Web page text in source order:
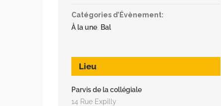
Catégories d’Évènement:
À la une, Bal
Lieu
Parvis de la collégiale
14 Rue Expilly